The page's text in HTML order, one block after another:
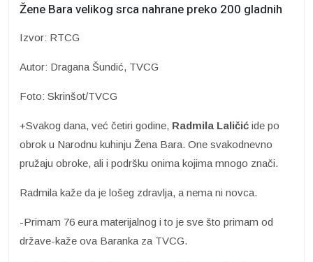
Žene Bara velikog srca nahrane preko 200 gladnih
Izvor: RTCG
Autor: Dragana Šundić, TVCG
Foto: Skrinšot/TVCG
+Svakog dana, već četiri godine, Radmila Laličić ide po
obrok u Narodnu kuhinju Žena Bara. One svakodnevno
pružaju obroke, ali i podršku onima kojima mnogo znači.
Radmila kaže da je lošeg zdravlja, a nema ni novca.
-Primam 76 eura materijalnog i to je sve što primam od
države-kaže ova Baranka za TVCG.